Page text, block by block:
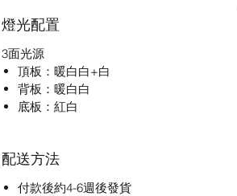
燈光配置
3面光源
頂板：暖白白+白
背板：暖白白
底板：紅白
配送方法
付款後約4-6週後發貨